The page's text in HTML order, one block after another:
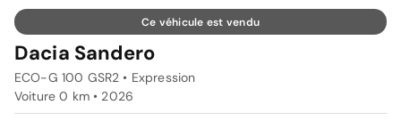
Ce véhicule est vendu
Dacia Sandero
ECO-G 100 GSR2 • Expression
Voiture 0 km • 2026